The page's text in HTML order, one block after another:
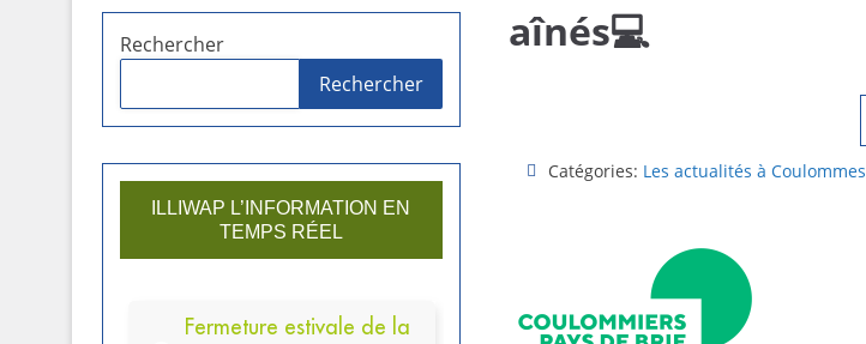
aînés💻​
Catégories: Les actualités à Coulommes
Rechercher
Rechercher
ILLIWAP L’INFORMATION EN
TEMPS RÉEL